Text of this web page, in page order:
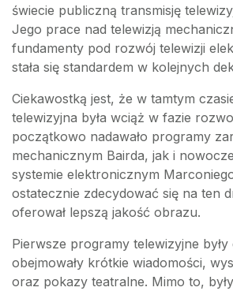
świecie publiczną transmisję
Jego prace nad telewizją
fundamenty pod rozwój telewizji
stała się standardem w kolejnych
Ciekawostką jest, że w tamtym
telewizyjna była wciąż w fazie
początkowo nadawało programy
mechanicznym Bairda, jak i
systemie elektronicznym
ostatecznie zdecydować się na ten
oferował lepszą jakość obrazu.
Pierwsze programy telewizyjne
obejmowały krótkie wiadomości,
oraz pokazy teatralne. Mimo to,